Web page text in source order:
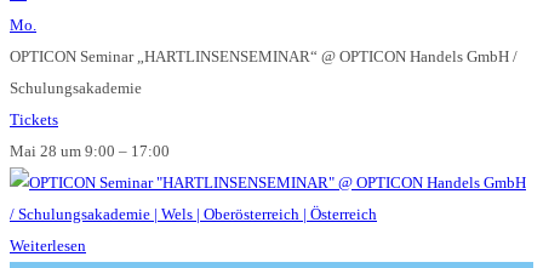
Mo.
OPTICON Seminar „HARTLINSENSEMINAR“ @ OPTICON Handels GmbH /
Schulungsakademie
Tickets
Mai 28 um 9:00 – 17:00
Weiterlesen